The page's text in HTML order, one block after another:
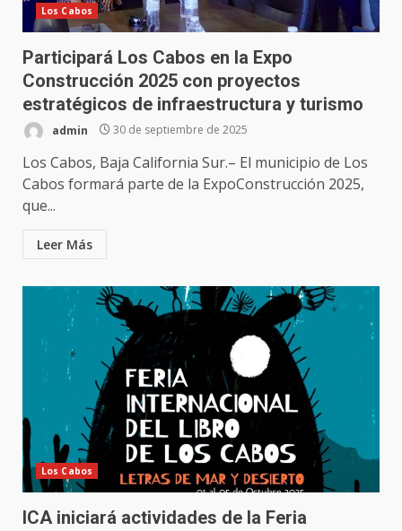
Los Cabos
Participará Los Cabos en la Expo
Construcción 2025 con proyectos
estratégicos de infraestructura y turismo
admin 30 de septiembre de 2025
Los Cabos, Baja California Sur.– El municipio de Los
Cabos formará parte de la ExpoConstrucción 2025,
que...
Leer Más
Los Cabos
ICA iniciará actividades de la Feria